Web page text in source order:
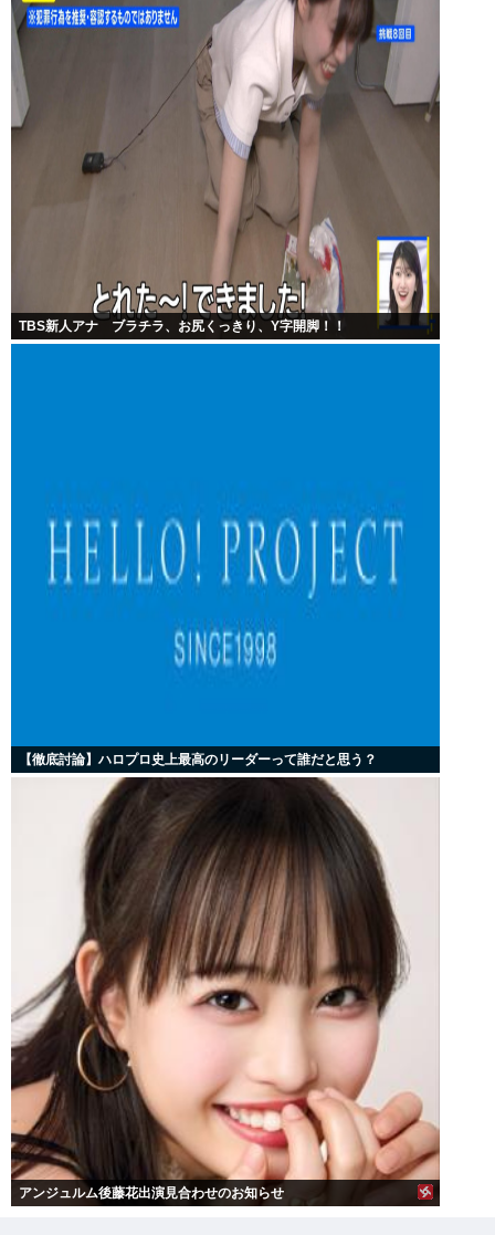
TBS新人アナ ブラチラ、お尻くっきり、Y字開脚！！
【徹底討論】ハロプロ史上最高のリーダーって誰だと思う？
アンジュルム後藤花出演見合わせのお知らせ